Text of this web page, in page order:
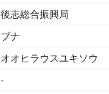
後志総合振興局
ブナ
オオヒラウスユキソウ
-